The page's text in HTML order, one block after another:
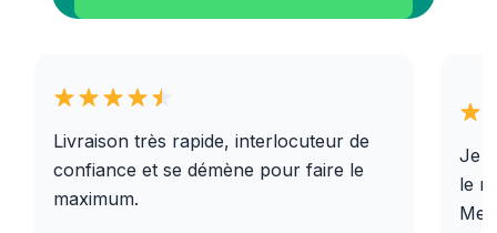
Livraison très rapide, interlocuteur de
confiance et se démène pour faire le
maximum.
Je
le